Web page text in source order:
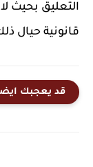
التعليق بحيث
قانونية حيال
قد يعجبك